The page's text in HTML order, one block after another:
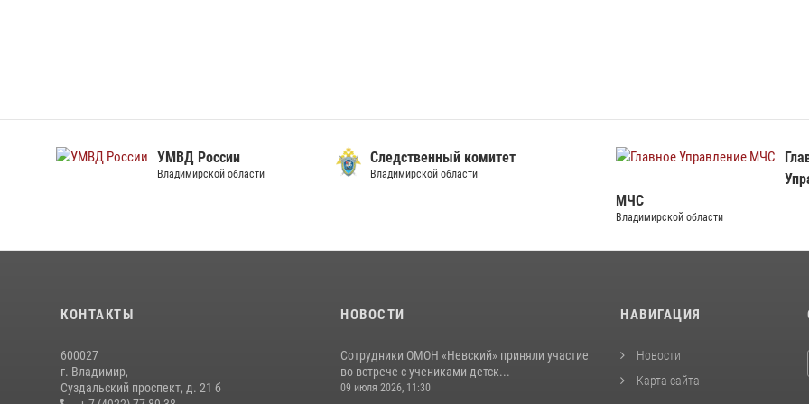
УМВД России
Владимирской области
Следственный комитет
Владимирской области
МЧС
Владимирской области
КОНТАКТЫ
600027
г. Владимир,
Суздальский проспект, д. 21 б
НОВОСТИ
Сотрудники ОМОН «Невский» приняли участие
во встрече с учениками детск...
09 июля 2026, 11:30
НАВИГАЦИЯ
Новости
Карта сайта